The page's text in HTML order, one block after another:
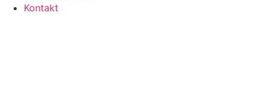
Kontakt